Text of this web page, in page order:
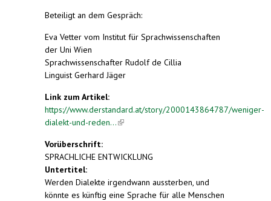
Beteiligt an dem Gespräch:
Eva Vetter vom Institut für Sprachwissenschaften
der Uni Wien
Sprachwissenschafter Rudolf de Cillia
Linguist Gerhard Jäger
Link zum Artikel:
https://www.derstandard.at/story/2000143864787/weniger-
dialekt-und-reden...(link is external)
Vorüberschrift:
SPRACHLICHE ENTWICKLUNG
Untertitel:
Werden Dialekte irgendwann aussterben, und
könnte es künftig eine Sprache für alle Menschen